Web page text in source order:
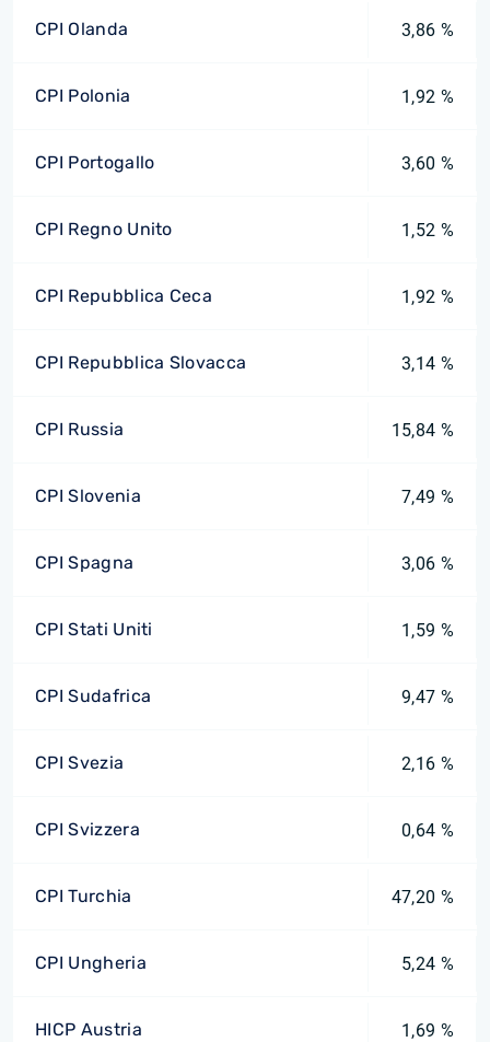
CPI Olanda 3,86 %
CPI Polonia 1,92 %
CPI Portogallo 3,60 %
CPI Regno Unito 1,52 %
CPI Repubblica Ceca 1,92 %
CPI Repubblica Slovacca 3,14 %
CPI Russia 15,84 %
CPI Slovenia 7,49 %
CPI Spagna 3,06 %
CPI Stati Uniti 1,59 %
CPI Sudafrica 9,47 %
CPI Svezia 2,16 %
CPI Svizzera 0,64 %
CPI Turchia 47,20 %
CPI Ungheria 5,24 %
HICP Austria 1,69 %